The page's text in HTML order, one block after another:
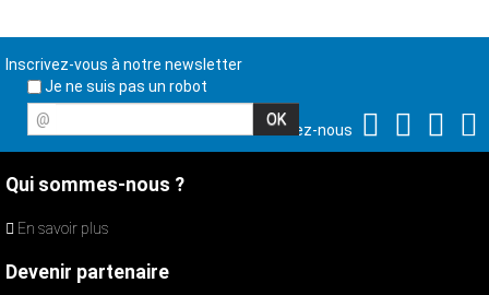
Inscrivez-vous à notre newsletter
Je ne suis pas un robot
@
Suivez-nous
Qui sommes-nous ?
En savoir plus
Devenir partenaire